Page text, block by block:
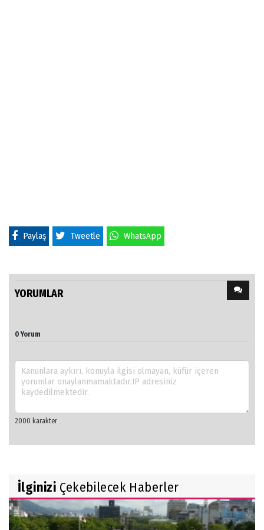
Paylaş Tweetle WhatsApp
YORUMLAR
0 Yorum
İlginizi Çekebilecek Haberler